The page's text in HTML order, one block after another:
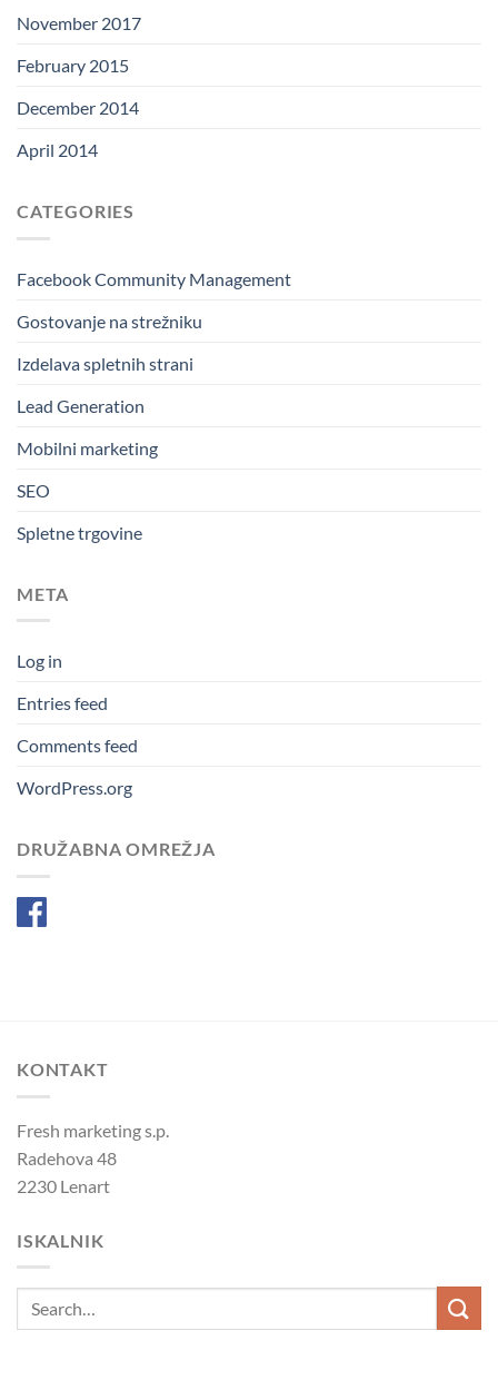
November 2017
February 2015
December 2014
April 2014
CATEGORIES
Facebook Community Management
Gostovanje na strežniku
Izdelava spletnih strani
Lead Generation
Mobilni marketing
SEO
Spletne trgovine
META
Log in
Entries feed
Comments feed
WordPress.org
DRUŽABNA OMREŽJA
KONTAKT
Fresh marketing s.p.
Radehova 48
2230 Lenart
ISKALNIK